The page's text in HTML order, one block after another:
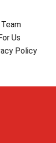
Us
Policy